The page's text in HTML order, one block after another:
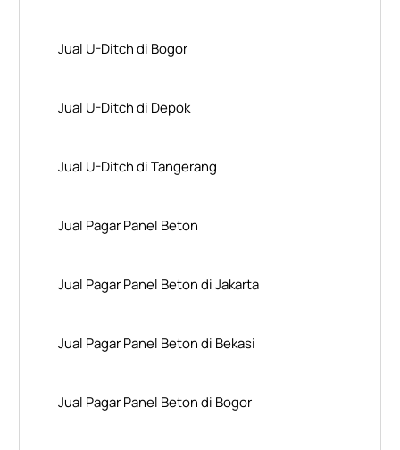
Jual U-Ditch di Bogor
Jual U-Ditch di Depok
Jual U-Ditch di Tangerang
Jual Pagar Panel Beton
Jual Pagar Panel Beton di Jakarta
Jual Pagar Panel Beton di Bekasi
Jual Pagar Panel Beton di Bogor